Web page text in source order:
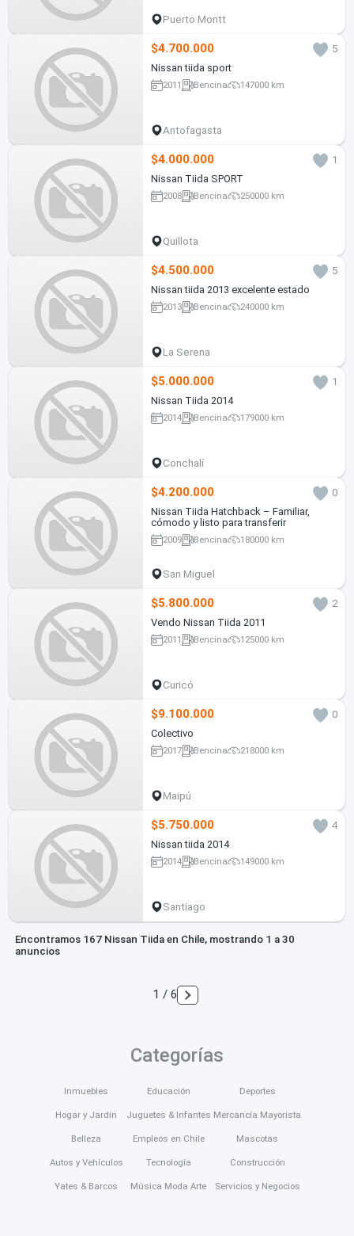
Puerto Montt
$4.700.000
5
Nissan tiida sport
2011 Bencina 147000 km
Antofagasta
$4.000.000
1
Nissan Tiida SPORT
2008 Bencina 250000 km
Quillota
$4.500.000
5
Nissan tiida 2013 excelente estado
2013 Bencina 240000 km
La Serena
$5.000.000
1
Nissan Tiida 2014
2014 Bencina 179000 km
Conchalí
$4.200.000
0
Nissan Tiida Hatchback – Familiar,
cómodo y listo para transferir
2009 Bencina 180000 km
San Miguel
$5.800.000
2
Vendo Nissan Tiida 2011
2011 Bencina 125000 km
Curicó
$9.100.000
0
Colectivo
2017 Bencina 218000 km
Maipú
$5.750.000
4
Nissan tiida 2014
2014 Bencina 149000 km
Santiago
Encontramos 167 Nissan Tiida en Chile, mostrando 1 a 30
anuncios
1 / 6
Categorías
Inmuebles
Hogar y Jardín
Belleza
Autos y Vehículos
Yates & Barcos
Educación
Juguetes & Infantes
Empleos en Chile
Tecnología
Música Moda Arte
Deportes
Mercancía Mayorista
Mascotas
Construcción
Servicios y Negocios